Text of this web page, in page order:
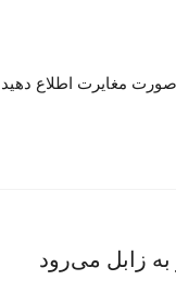
زابل می‌رود